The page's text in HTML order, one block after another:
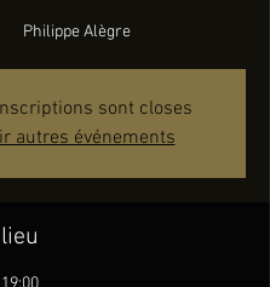
Philippe Alègre
sont closes
autres événements